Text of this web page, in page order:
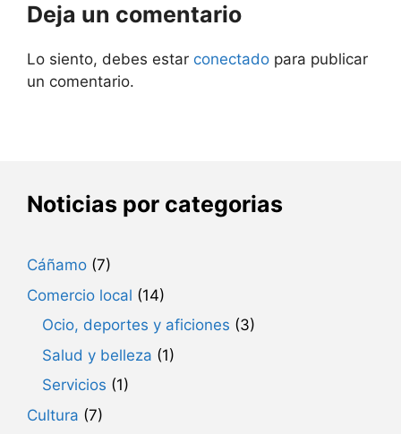
Deja un comentario
Lo siento, debes estar conectado para publicar
un comentario.
Noticias por categorias
Cáñamo (7)
Comercio local (14)
Ocio, deportes y aficiones (3)
Salud y belleza (1)
Servicios (1)
Cultura (7)